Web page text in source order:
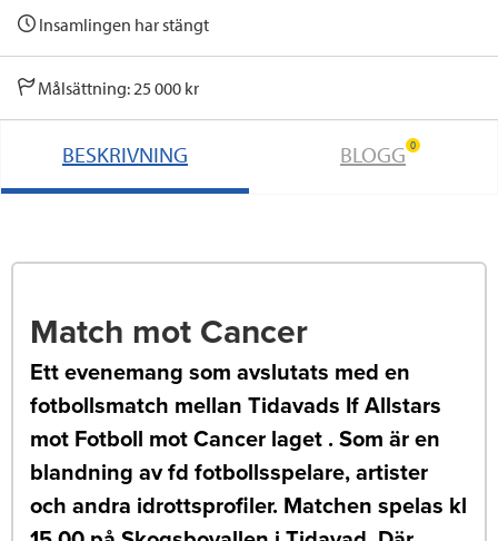
Insamlingen har stängt
Målsättning: 25 000 kr
BESKRIVNING BLOGG 0
Match mot Cancer
Ett evenemang som avslutats med en
fotbollsmatch mellan Tidavads If Allstars
mot Fotboll mot Cancer laget . Som är en
blandning av fd fotbollsspelare, artister
och andra idrottsprofiler. Matchen spelas kl